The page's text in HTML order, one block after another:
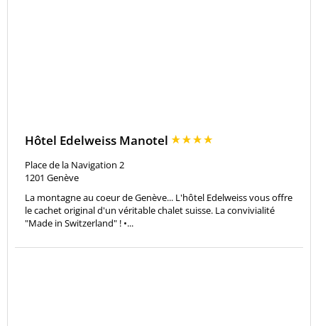
Hôtel Edelweiss Manotel
Place de la Navigation 2
1201 Genève
La montagne au coeur de Genève... L'hôtel Edelweiss vous offre
le cachet original d'un véritable chalet suisse. La convivialité
"Made in Switzerland" ! •...